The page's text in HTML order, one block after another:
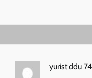
yurist ddu 74